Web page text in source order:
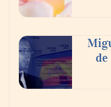
Toro Tapas
experiencia
anochecer con
de